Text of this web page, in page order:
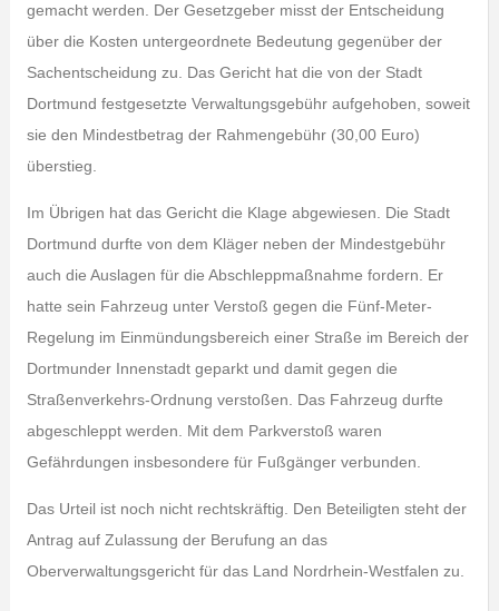
gemacht werden. Der Gesetzgeber misst der Entscheidung
über die Kosten untergeordnete Bedeutung gegenüber der
Sachentscheidung zu. Das Gericht hat die von der Stadt
Dortmund festgesetzte Verwaltungsgebühr aufgehoben, soweit
sie den Mindestbetrag der Rahmengebühr (30,00 Euro)
überstieg.
Im Übrigen hat das Gericht die Klage abgewiesen. Die Stadt
Dortmund durfte von dem Kläger neben der Mindestgebühr
auch die Auslagen für die Abschleppmaßnahme fordern. Er
hatte sein Fahrzeug unter Verstoß gegen die Fünf-Meter-
Regelung im Einmündungsbereich einer Straße im Bereich der
Dortmunder Innenstadt geparkt und damit gegen die
Straßenverkehrs-Ordnung verstoßen. Das Fahrzeug durfte
abgeschleppt werden. Mit dem Parkverstoß waren
Gefährdungen insbesondere für Fußgänger verbunden.
Das Urteil ist noch nicht rechtskräftig. Den Beteiligten steht der
Antrag auf Zulassung der Berufung an das
Oberverwaltungsgericht für das Land Nordrhein-Westfalen zu.